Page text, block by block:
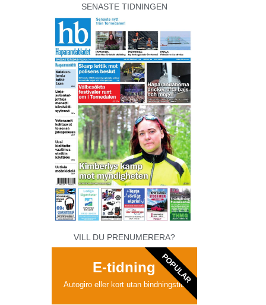
SENASTE TIDNINGEN
VILL DU PRENUMERERA?
E-tidning
Autogiro eller kort utan bindningstid
POPULAR